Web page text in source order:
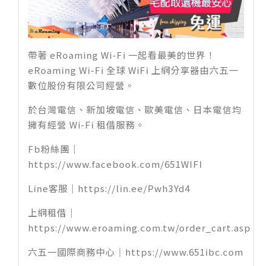
帶著 eRoaming Wi-Fi 一起看最美的世界！
eRoaming Wi-Fi 全球 WiFi 上網分享器由六五一
數位股份有限公司經營。
於台灣電信、新加坡電信、歐美電信、日本電信均
擁有經營 Wi-Fi 租借服務。
Fb粉絲團｜
https://www.facebook.com/651WIFI
Line客服｜ https://lin.ee/Pwh3Yd4
上網租借｜
https://www.eroaming.com.tw/order_cart.asp
六五一國際商務中心｜ https://www.651ibc.com